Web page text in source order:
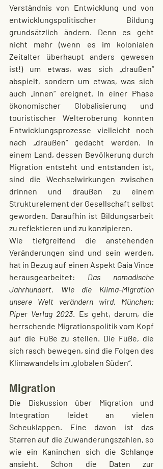
Verständnis von Entwicklung und von
entwicklungspolitischer Bildung
grundsätzlich ändern. Denn es geht
nicht mehr (wenn es im kolonialen
Zeitalter überhaupt anders gewesen
ist!) um etwas, was sich „draußen“
abspielt, sondern um etwas, was sich
auch „innen“ ereignet. In einer Phase
ökonomischer Globalisierung und
touristischer Welteroberung konnten
Entwicklungsprozesse vielleicht noch
nach „draußen“ gedacht werden. In
einem Land, dessen Bevölkerung durch
Migration entsteht und entstanden ist,
sind die Wechselwirkungen zwischen
drinnen und draußen zu einem
Strukturelement der Gesellschaft selbst
geworden. Daraufhin ist Bildungsarbeit
zu reflektieren und zu konzipieren.
Wie tiefgreifend die anstehenden
Veränderungen sind und sein werden,
hat in Bezug auf einen Aspekt Gaia Vince
herausgearbeitet: Das nomadische
Jahrhundert. Wie die Klima-Migration
unsere Welt verändern wird. München:
Piper Verlag 2023. Es geht, darum, die
herrschende Migrationspolitik vom Kopf
auf die Füße zu stellen. Die Füße, die
sich rasch bewegen, sind die Folgen des
Klimawandels im „globalen Süden“.
Migration
Die Diskussion über Migration und
Integration leidet an vielen
Scheuklappen. Eine davon ist das
Starren auf die Zuwanderungszahlen, so
wie ein Kaninchen sich die Schlange
ansieht. Schon die Daten zur